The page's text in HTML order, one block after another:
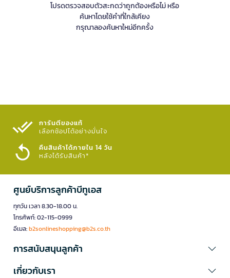
โปรดตรวจสอบตัวสะกดว่าถูกต้องหรือไม่ หรือ
ค้นหาโดยใช้คำที่ใกล้เคียง
กรุณาลองค้นหาใหม่อีกครั้ง
การันตีของแท้
เลือกช้อปได้อย่างมั่นใจ​
คืนสินค้าได้ภายใน 14 วัน
หลังได้รับสินค้า*
ศูนย์บริการลูกค้าบีทูเอส
ทุกวัน เวลา 8.30-18.00 น.
โทรศัพท์: 02-115-0999
อีเมล:b2sonlineshopping@b2s.co.th
การสนับสนุนลูกค้า
เกี่ยวกับเรา